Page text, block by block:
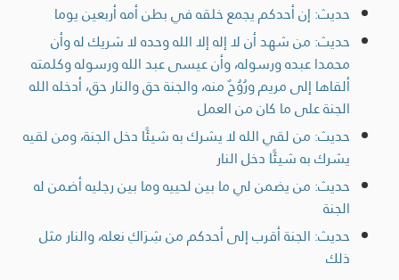
حديث: إن أحدكم يجمع خلقه في بطن أمه أربعين يوما
حديث: من شهد أن لا إله إلا الله وحده لا شريك له وأن
محمدا عبده ورسوله، وأن عيسى عبد الله ورسوله وكلمته
ألقاها إلى مريم ورُوُحٌ منه، والجنة حق والنار حق، أدخله الله
الجنة على ما كان من العمل
حديث: من لقي الله لا يشرك به شيئًا دخل الجنة، ومن لقيه
يشرك به شيئًا دخل النار
حديث: من يضمن لي ما بين لحييه وما بين رجليه أضمن له
الجنة
حديث: الجنة أقرب إلى أحدكم من شِرَاكِ نعله، والنار مثل
ذلك